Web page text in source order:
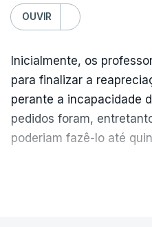
OUVIR
Inicialmente, os
para finalizar a
perante a incapacidade
pedidos foram,
poderiam fazê-lo até